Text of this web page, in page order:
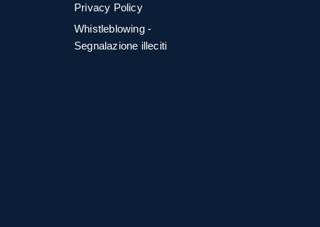
Privacy Policy
Whistleblowing -
Segnalazione illeciti